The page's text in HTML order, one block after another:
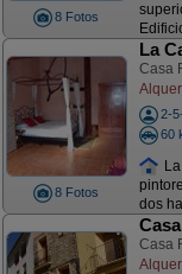
8 Fotos
8 Fotos
La
Casa
2-
60
dos
Casa